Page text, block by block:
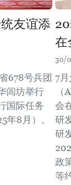
友谊添
678号兵团
闾坊举行
国际任务
8月）。
在
30/
7
会
研
研
政
等